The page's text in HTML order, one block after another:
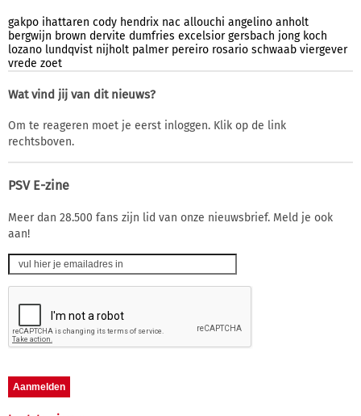
gakpo ihattaren cody hendrix nac allouchi angelino anholt
bergwijn brown dervite dumfries excelsior gersbach jong koch
lozano lundqvist nijholt palmer pereiro rosario schwaab viergever
vrede zoet
Wat vind jij van dit nieuws?
Om te reageren moet je eerst inloggen. Klik op de link
rechtsboven.
PSV E-zine
Meer dan 28.500 fans zijn lid van onze nieuwsbrief. Meld je ook
aan!